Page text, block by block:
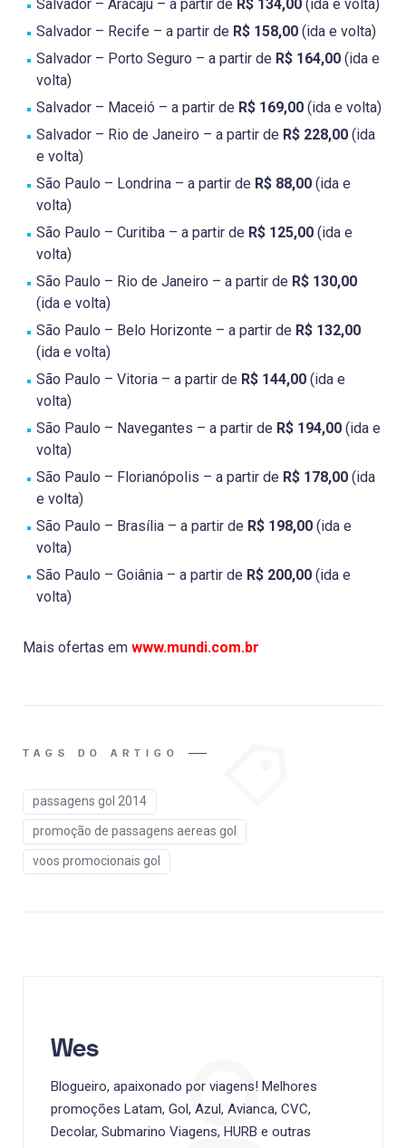
Salvador – Aracaju – a partir de R$ 134,00 (ida e volta)
Salvador – Recife – a partir de R$ 158,00 (ida e volta)
Salvador – Porto Seguro – a partir de R$ 164,00 (ida e
volta)
Salvador – Maceió – a partir de R$ 169,00 (ida e volta)
Salvador – Rio de Janeiro – a partir de R$ 228,00 (ida
e volta)
São Paulo – Londrina – a partir de R$ 88,00 (ida e
volta)
São Paulo – Curitiba – a partir de R$ 125,00 (ida e
volta)
São Paulo – Rio de Janeiro – a partir de R$ 130,00
(ida e volta)
São Paulo – Belo Horizonte – a partir de R$ 132,00
(ida e volta)
São Paulo – Vitoria – a partir de R$ 144,00 (ida e
volta)
São Paulo – Navegantes – a partir de R$ 194,00 (ida e
volta)
São Paulo – Florianópolis – a partir de R$ 178,00 (ida
e volta)
São Paulo – Brasília – a partir de R$ 198,00 (ida e
volta)
São Paulo – Goiânia – a partir de R$ 200,00 (ida e
volta)
Mais ofertas em www.mundi.com.br
TAGS DO ARTIGO
passagens gol 2014
promoção de passagens aereas gol
voos promocionais gol
Wes
Blogueiro, apaixonado por viagens! Melhores
promoções Latam, Gol, Azul, Avianca, CVC,
Decolar, Submarino Viagens, HURB e outras